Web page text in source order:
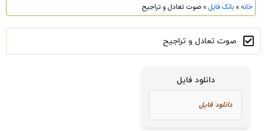
خانه» بانک فایل»صوت تعادل و تراجیح
صوت تعادل و تراجیح
دانلود فایل